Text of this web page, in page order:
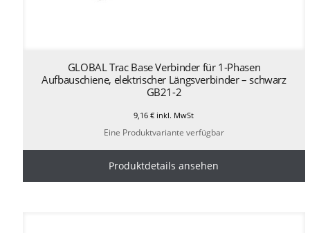
GLOBAL Trac Base Verbinder für 1-Phasen
Aufbauschiene, elektrischer Längsverbinder – schwarz
GB21-2
9,16€ inkl. MwSt
Eine Produktvariante verfügbar
Produktdetails ansehen